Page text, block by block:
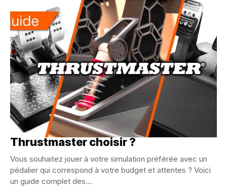
Guide : Quel meilleur pédalier
Thrustmaster choisir ?
Vous souhaitez jouer à votre simulation préférée avec un
pédalier qui correspond à votre budget et attentes ? Voici
un guide complet des...